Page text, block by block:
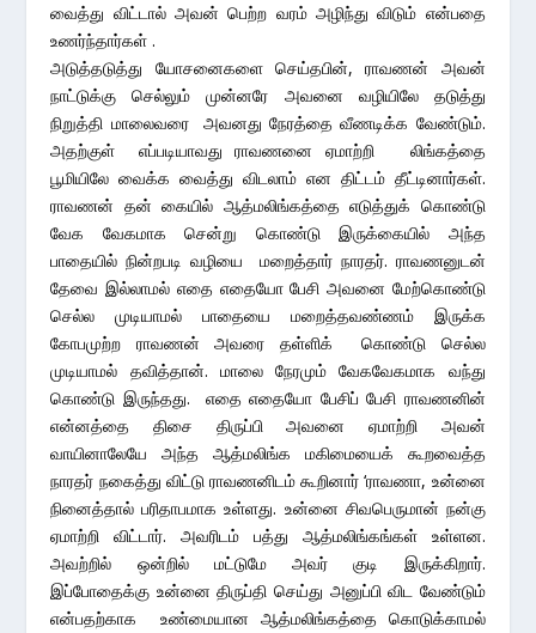
வைத்து விட்டால் அவன் பெற்ற வரம் அழிந்து விடும் என்பதை
உணர்ந்தார்கள் .
அடுத்தடுத்து யோசனைகளை செய்தபின், ராவணன் அவன்
நாட்டுக்கு செல்லும் முன்னரே அவனை வழியிலே தடுத்து
நிறுத்தி மாலைவரை அவனது நேரத்தை வீணடிக்க வேண்டும்.
அதற்குள் எப்படியாவது ராவணனை ஏமாற்றி லிங்கத்தை
பூமியிலே வைக்க வைத்து விடலாம் என திட்டம் தீட்டினார்கள்.
ராவணன் தன் கையில் ஆத்மலிங்கத்தை எடுத்துக் கொண்டு
வேக வேகமாக சென்று கொண்டு இருக்கையில் அந்த
பாதையில் நின்றபடி வழியை மறைத்தார் நாரதர். ராவணனுடன்
தேவை இல்லாமல் எதை எதையோ பேசி அவனை மேற்கொண்டு
செல்ல முடியாமல் பாதையை மறைத்தவண்ணம் இருக்க
கோபமுற்ற ராவணன் அவரை தள்ளிக் கொண்டு செல்ல
முடியாமல் தவித்தான். மாலை நேரமும் வேகவேகமாக வந்து
கொண்டு இருந்தது. எதை எதையோ பேசிப் பேசி ராவணனின்
என்னத்தை திசை திருப்பி அவனை ஏமாற்றி அவன்
வாயினாலேயே அந்த ஆத்மலிங்க மகிமையைக் கூறவைத்த
நாரதர் நகைத்து விட்டு ராவணனிடம் கூறினார் ‘ராவணா, உன்னை
நினைத்தால் பரிதாபமாக உள்ளது. உன்னை சிவபெருமான் நன்கு
ஏமாற்றி விட்டார். அவரிடம் பத்து ஆத்மலிங்கங்கள் உள்ளன.
அவற்றில் ஒன்றில் மட்டுமே அவர் குடி இருக்கிறார்.
இப்போதைக்கு உன்னை திருப்தி செய்து அனுப்பி விட வேண்டும்
என்பதற்காக உண்மையான ஆத்மலிங்கத்தை கொடுக்காமல்